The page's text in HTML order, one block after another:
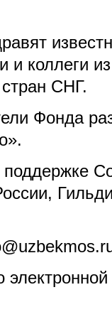
и коллеги
СНГ.
Фонда
поддержке